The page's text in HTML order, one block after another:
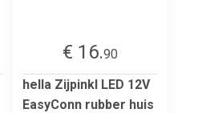
€ 16.90
hella Zijpinkl LED 12V
EasyConn rubber huis